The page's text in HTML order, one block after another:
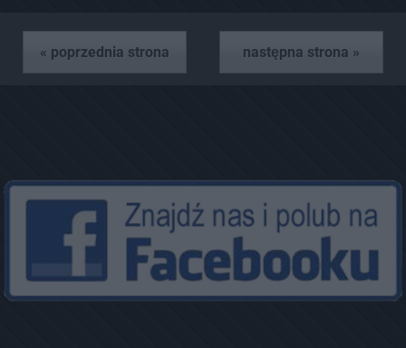
« poprzednia strona następna strona »